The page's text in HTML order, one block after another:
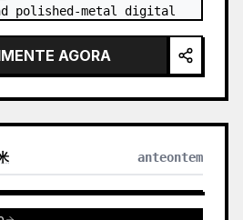
polished-metal digital
white stu…
AGORA
anteontem